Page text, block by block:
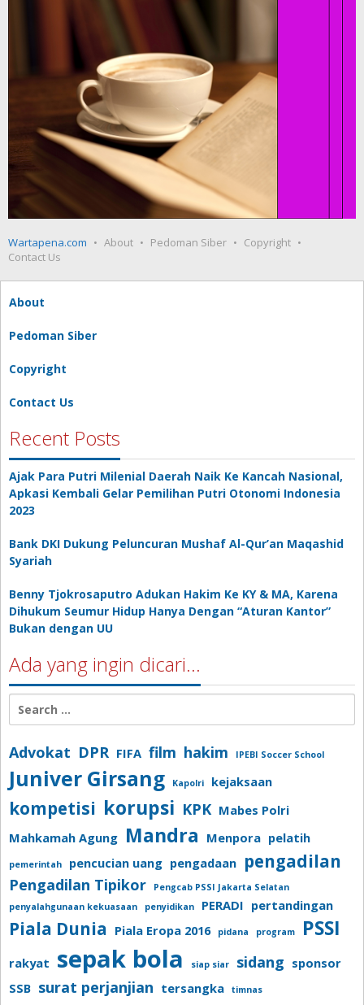
Wartapena.com About Pedoman Siber
Copyright
Contact Us
About
Pedoman Siber
Copyright
Contact Us
Recent Posts
Ajak Para Putri Milenial Daerah Naik Ke Kancah Nasional,
Apkasi Kembali Gelar Pemilihan Putri Otonomi Indonesia
2023
Bank DKI Dukung Peluncuran Mushaf Al-Qur’an Maqashid
Syariah
Benny Tjokrosaputro Adukan Hakim Ke KY & MA, Karena
Dihukum Seumur Hidup Hanya Dengan “Aturan Kantor”
Bukan dengan UU
Ada yang ingin dicari…
Search
for:
Advokat DPR FIFA film hakim IPEBI Soccer School
Juniver Girsang Kapolri kejaksaan
kompetisi korupsi KPK Mabes Polri
Mahkamah Agung Mandra Menpora pelatih
pemerintah pencucian uang pengadaan pengadilan
Pengadilan Tipikor
Pengcab PSSI Jakarta Selatan
penyalahgunaan kekuasaan
penyidikan PERADI pertandingan
Piala Dunia Piala Eropa 2016 pidana program PSSI
rakyat sepak bola siap siar sidang sponsor
SSB surat perjanjian tersangka timnas